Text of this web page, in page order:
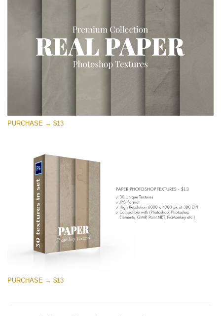
Large 6000*4000px
Entire Collection
Download Grátis
PURCHASE → $13
PURCHASE → $13